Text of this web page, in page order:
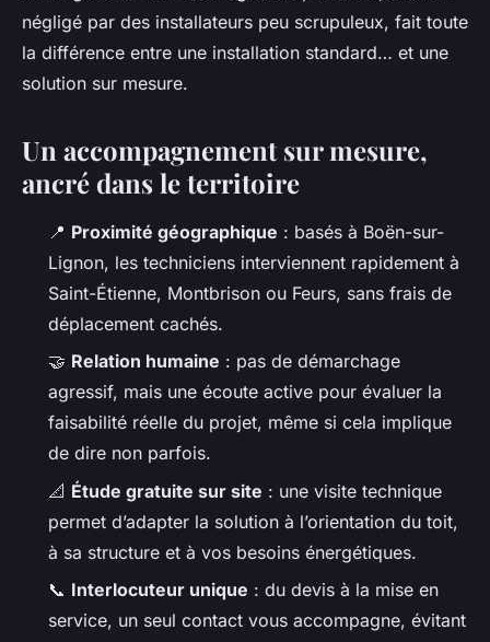
négligé par des installateurs peu scrupuleux, fait toute
la différence entre une installation standard… et une
solution sur mesure.
Un accompagnement sur mesure,
ancré dans le territoire
📍 Proximité géographique : basés à Boën-sur-
Lignon, les techniciens interviennent rapidement à
Saint-Étienne, Montbrison ou Feurs, sans frais de
déplacement cachés.
🤝 Relation humaine : pas de démarchage
agressif, mais une écoute active pour évaluer la
faisabilité réelle du projet, même si cela implique
de dire non parfois.
📐 Étude gratuite sur site : une visite technique
permet d’adapter la solution à l’orientation du toit,
à sa structure et à vos besoins énergétiques.
📞 Interlocuteur unique : du devis à la mise en
service, un seul contact vous accompagne, évitant